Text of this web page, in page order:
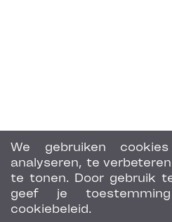
We gebruiken
analyseren, te
te tonen. Door gebruik
geef je
cookiebeleid.